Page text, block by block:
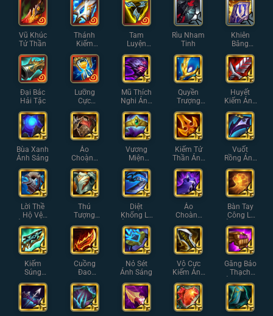
Vũ Khúc
Tử Thần
Thánh
Kiếm
Manazan
e
Tam
Luyện
Kiếm
Rìu Nham
Tinh
Khiên
Băng
Randuin
Đại Bác
Hải Tặc
Lưỡng
Cực
Zhonya
Mũ Thích
Nghi Ánh
Sáng
Quyền
Trượng
Thiên
Thần Ánh
Sáng
Huyết
Kiếm Ánh
Sáng
Bùa Xanh
Ánh Sáng
Áo
Choàng
Gai Ánh
Sáng
Vương
Miện
Hoàng
Gia Ánh
Sáng
Kiếm Tử
Thần Ánh
Sáng
Vuốt
Rồng Ánh
Sáng
Lời Thề
Hộ Vệ
Ánh Sáng
Thú
Tượng
Thạch
Giáp Ánh
Sáng
Diệt
Khổng Lồ
Ánh Sáng
Áo
Choàng
Bóng Tối
Ánh Sáng
Bàn Tay
Công Lý
Ánh Sáng
Kiếm
Súng
Hextech
Ánh Sáng
Cuồng
Đao
Guinsoo
Ánh Sáng
Nỏ Sét
Ánh Sáng
Vô Cực
Kiếm Ánh
Sáng
Găng Bảo
Thạch
Ánh Sáng